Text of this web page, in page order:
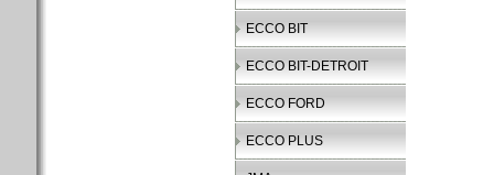
ECCO BIT
ECCO BIT-DETROIT
ECCO FORD
ECCO PLUS